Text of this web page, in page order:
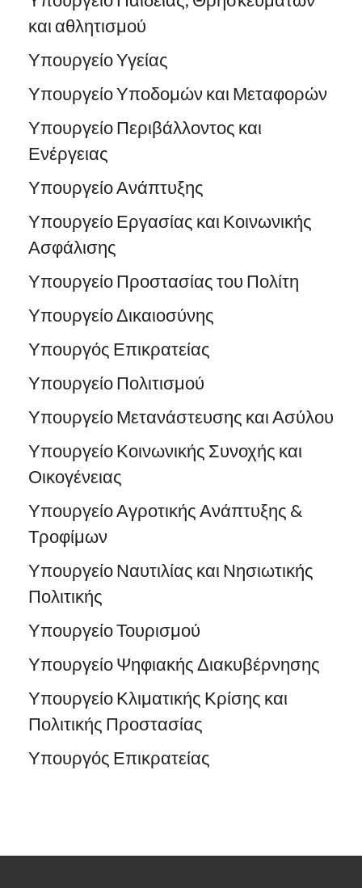
και αθλητισμού
Υπουργείο Υγείας
Υπουργείο Υποδομών και Μεταφορών
Υπουργείο Περιβάλλοντος και
Ενέργειας
Υπουργείο Ανάπτυξης
Υπουργείο Εργασίας και Κοινωνικής
Ασφάλισης
Υπουργείο Προστασίας του Πολίτη
Υπουργείο Δικαιοσύνης
Υπουργός Επικρατείας
Υπουργείο Πολιτισμού
Υπουργείο Μετανάστευσης και Ασύλου
Υπουργείο Κοινωνικής Συνοχής και
Οικογένειας
Υπουργείο Αγροτικής Ανάπτυξης &
Τροφίμων
Υπουργείο Ναυτιλίας και Νησιωτικής
Πολιτικής
Υπουργείο Τουρισμού
Υπουργείο Ψηφιακής Διακυβέρνησης
Υπουργείο Κλιματικής Κρίσης και
Πολιτικής Προστασίας
Υπουργός Επικρατείας